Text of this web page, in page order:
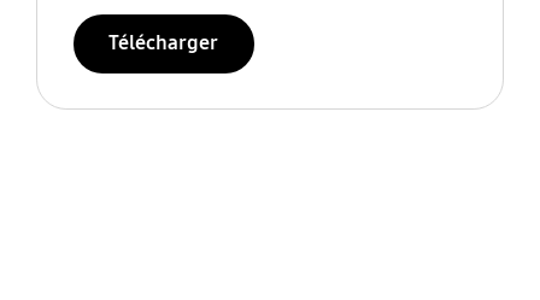
Télécharger